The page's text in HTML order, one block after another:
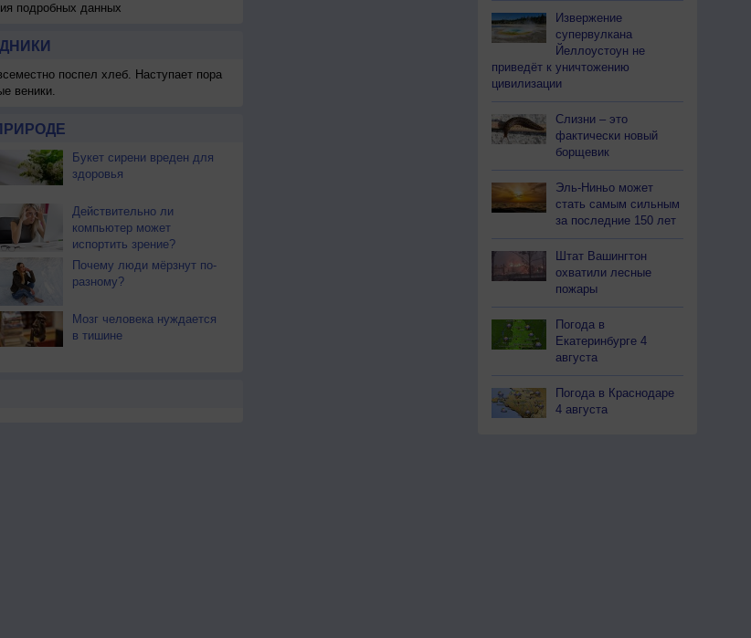
подробных данных
поспел хлеб. Наступает пора
веники.
Букет сирени вреден для
здоровья
Действительно ли
компьютер может
испортить зрение?
Почему люди мёрзнут по-
разному?
Мозг человека нуждается
в тишине
Извержение
супервулкана
Йеллоустоун не
приведёт к уничтожению
цивилизации
Слизни – это
фактически новый
борщевик
Эль-Ниньо может
стать самым сильным
за последние 150 лет
Штат Вашингтон
охватили лесные
пожары
Погода в
Екатеринбурге 4
августа
Погода в Краснодаре
4 августа